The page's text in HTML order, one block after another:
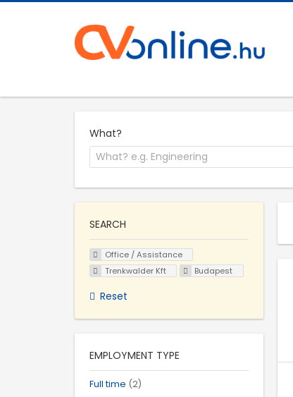
What?
SEARCH
Office / Assistance
Trenkwalder Kft
Budapest
Reset
EMPLOYMENT TYPE
Full time (2)